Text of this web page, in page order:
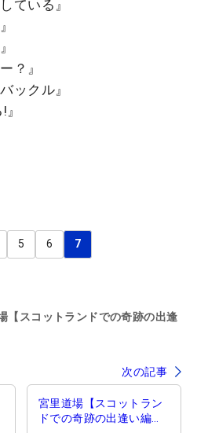
ている』
？』
ックル』
5 6 7
【スコットランドでの奇跡の出逢
次の記事
宮里道場【スコットラン
ドでの奇跡の出逢い編】